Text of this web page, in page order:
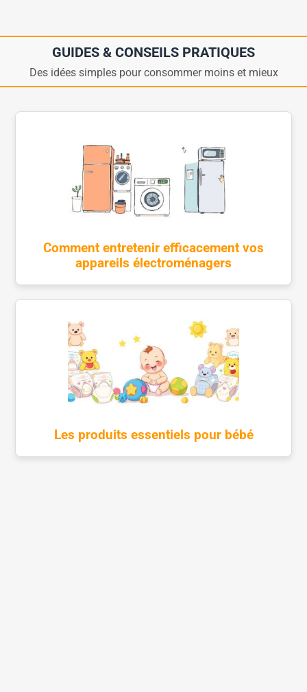
GUIDES & CONSEILS PRATIQUES
Des idées simples pour consommer moins et mieux
Comment entretenir efficacement vos
appareils électroménagers
Les produits essentiels pour bébé